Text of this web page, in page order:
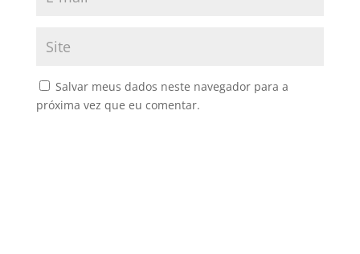
Salvar meus dados neste navegador para a
próxima vez que eu comentar.